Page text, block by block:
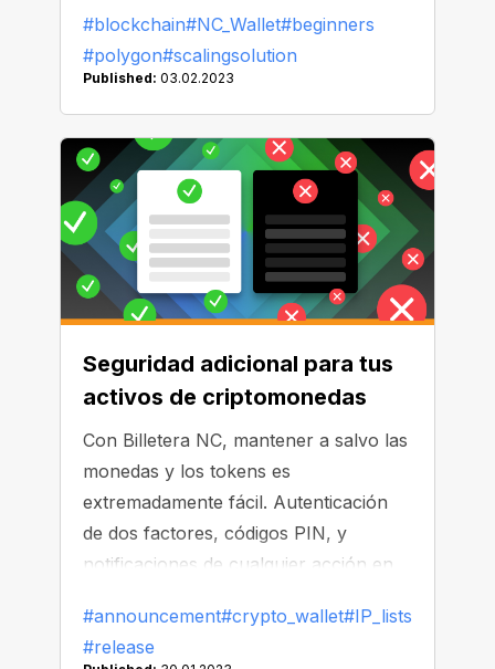
mantener la seguridad estándar de
Ethereum. Veamos por qué Polygon
#blockchain#NC_Wallet#beginners
#polygon#scalingsolution
Published: 03.02.2023
Seguridad adicional para tus
activos de criptomonedas
Con Billetera NC, mantener a salvo las
monedas y los tokens es
extremadamente fácil. Autenticación
de dos factores, códigos PIN, y
notificaciones de cualquier acción en
más! Hemos actualizado el sistema de
seguridad de nuestra billetera y hemos
#announcement#crypto_wallet#IP_lists
#release